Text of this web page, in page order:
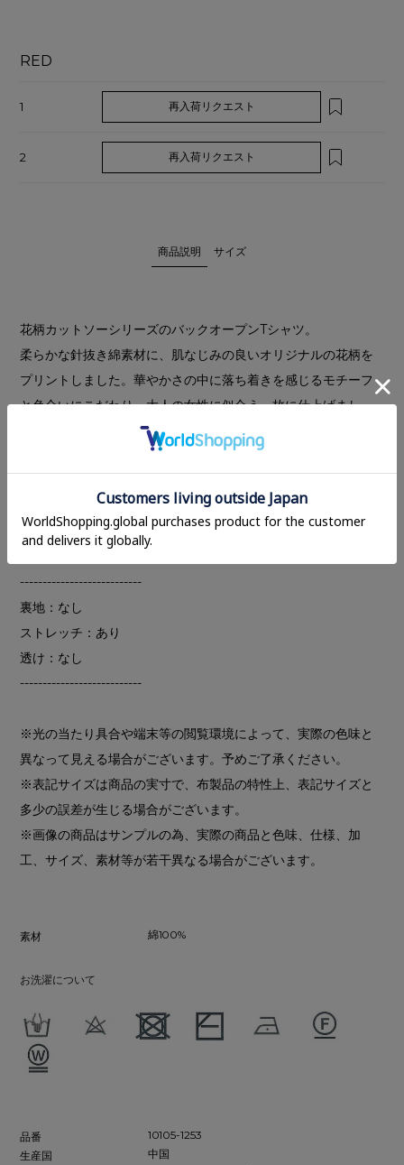
RED
1 再入荷リクエスト
2 再入荷リクエスト
商品説明 サイズ
花柄カットソーシリーズのバックオープンTシャツ。
柔らかな針抜き綿素材に、肌なじみの良いオリジナルの花柄を
プリントしました。華やかさの中に落ち着きを感じるモチーフ
と色合いにこだわり、大人の女性に似合う一枚に仕上げまし
肩幅はジャストサイズに設定し、袖は五分袖にすることでバラ
ら、バックオープンデザインでヘルシーに着用いただけます。
MANY WAY FLOWER CAMI TOPSと同じシリーズです。
---------------------------
裏地：なし
ストレッチ：あり
透け：なし
---------------------------
※光の当たり具合や端末等の閲覧環境によって、実際の色味と
異なって見える場合がございます。予めご了承ください。
※表記サイズは商品の実寸で、布製品の特性上、表記サイズと
多少の誤差が生じる場合がございます。
※画像の商品はサンプルの為、実際の商品と色味、仕様、加
工、サイズ、素材等が若干異なる場合がございます。
素材 綿100%
お洗濯について
品番
10105-1253
生産国
中国